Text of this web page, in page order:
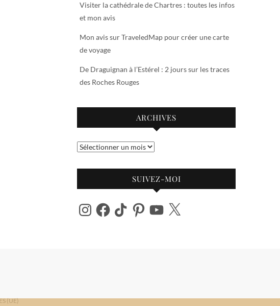
Visiter la cathédrale de Chartres : toutes les infos
et mon avis
Mon avis sur TraveledMap pour créer une carte
de voyage
De Draguignan à l’Estérel : 2 jours sur les traces
des Roches Rouges
ARCHIVES
Archives
SUIVEZ-MOI
InstagramFacebook
TikTok PinterestYouTube
X
(UE)